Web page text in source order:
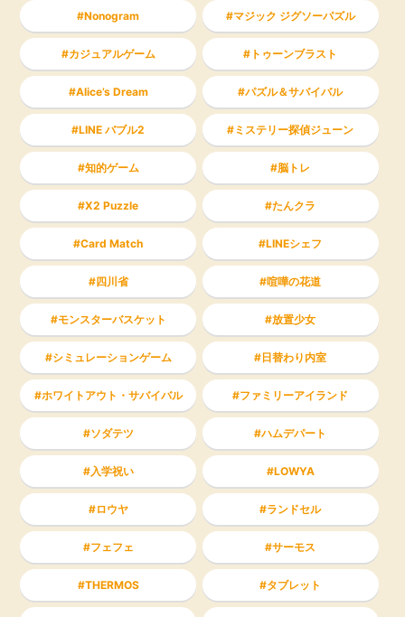
Nonogram マジック ジグソーパズル
カジュアルゲーム トゥーンブラスト
Alice’s Dream パズル＆サバイバル
LINE バブル2 ミステリー探偵ジューン
知的ゲーム 脳トレ
X2 Puzzle たんクラ
Card Match LINEシェフ
四川省 喧嘩の花道
モンスターバスケット 放置少女
シミュレーションゲーム 日替わり内室
ホワイトアウト・サバイバル ファミリーアイランド
ソダテツ ハムデパート
入学祝い LOWYA
ロウヤ ランドセル
フェフェ サーモス
THERMOS タブレット